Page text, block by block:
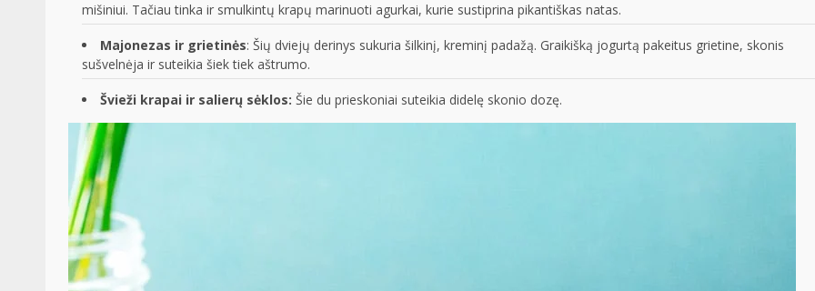
mišiniui. Tačiau tinka ir smulkintų krapų marinuoti agurkai, kurie sustiprina pikantiškas natas.
Majonezas ir grietinės: Šių dviejų derinys sukuria šilkinį, kreminį padažą. Graikišką jogurtą pakeitus grietine, skonis
sušvelnėja ir suteikia šiek tiek aštrumo.
Švieži krapai ir salierų sėklos: Šie du prieskoniai suteikia didelę skonio dozę.